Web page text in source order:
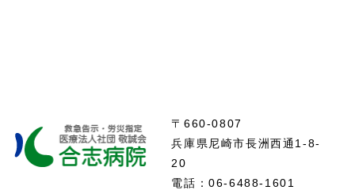
〒660-0807
兵庫県尼崎市長洲西通1-8-
20
電話：06-6488-1601